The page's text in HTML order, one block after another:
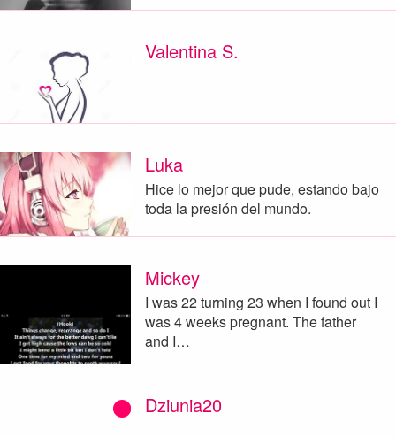
Valentina S.
Luka
Hice lo mejor que pude, estando bajo
toda la presión del mundo.
Mickey
I was 22 turning 23 when I found out I
was 4 weeks pregnant. The father
and I…
Dziunia20